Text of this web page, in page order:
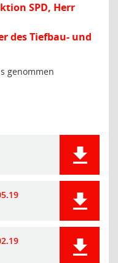
SPD, Herr
des Tiefbau- und
genommen